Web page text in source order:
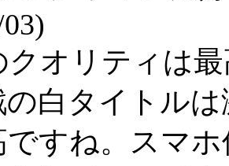
クオリティは
の白タイトル
ですね。スマ